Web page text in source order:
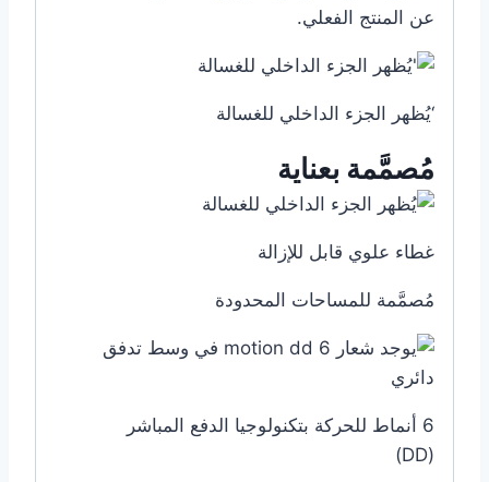
عن المنتج الفعلي.
‘يُظهر الجزء الداخلي للغسالة
مُصمَّمة بعناية
غطاء علوي قابل للإزالة
مُصمَّمة للمساحات المحدودة
6 أنماط للحركة بتكنولوجيا الدفع المباشر
(DD)